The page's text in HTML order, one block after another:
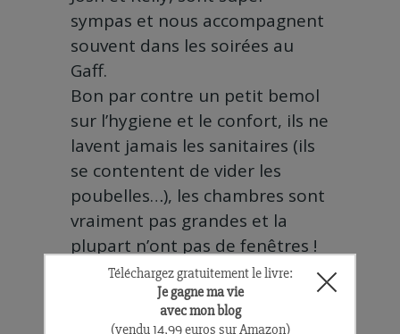
sympas et nous accompagnent
souvent dans les soirées au
Gaff.
Bon par contre un petit bemol
sur l’hygiene et le confort, ils ne
lavent jamais les sanitaires (ils
se contentent de vider les
poubelles…), les chambres sont
vraiment pas grandes et la
plupart n’ont pas de fenêtres !
Pour resumer, la devise de
Cooee ce serait: Cheap, Dirty,
and Friendly !